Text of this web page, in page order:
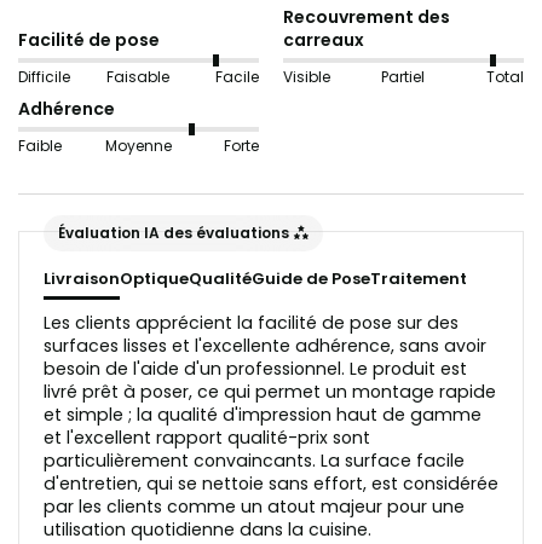
Important : Pour la variante " Aspect verre
doit être aussi lisse et uniforme que possible pour un
ingrain ne conviennent pas, car ils perturbent la
réflexion de la lumière.
Le support doit être propre et exempt de graisse avant
la pose.
Facilité de pose
Difficile Faisable Facile
Recouvrement des
carreaux
Visible Partiel Total
Adhérence
Faible Moyenne Forte
Évaluation IA des évaluations
LivraisonOptiqueQualitéGuide de PoseTraitement
Les clients apprécient la facilité de pose sur des
surfaces lisses et l'excellente adhérence, sans avoir
besoin de l'aide d'un professionnel. Le produit est
livré prêt à poser, ce qui permet un montage rapide
et simple ; la qualité d'impression haut de gamme
et l'excellent rapport qualité-prix sont
particulièrement convaincants. La surface facile
d'entretien, qui se nettoie sans effort, est considérée
par les clients comme un atout majeur pour une
utilisation quotidienne dans la cuisine.